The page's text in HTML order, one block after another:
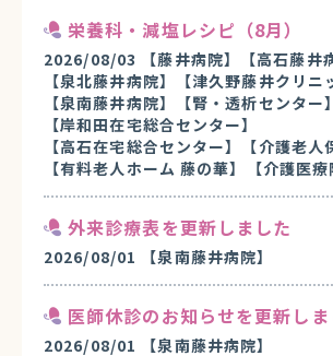
栄養科・減塩レシピ（8月）
2026/08/03 【藤井病院】
【高石藤井
【泉北藤井病院】
【津久野藤井クリニ
【泉南藤井病院】
【腎・透析センター】
【岸和田在宅総合センター】
【高石在宅総合センター】
【介護老人
【有料老人ホーム 藤の華】
【介護医
外来診療表を更新しました
2026/08/01 【泉南藤井病院】
医師休診のお知らせを更新しま
2026/08/01 【泉南藤井病院】